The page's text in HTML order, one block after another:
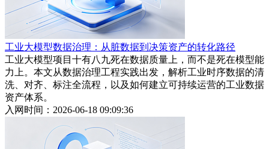
工业大模型数据治理：从脏数据到决策资产的转化路径
工业大模型项目十有八九死在数据质量上，而不是死在模型能
力上。本文从数据治理工程实践出发，解析工业时序数据的清
洗、对齐、标注全流程，以及如何建立可持续运营的工业数据
资产体系。
入网时间：2026-06-18 09:09:36